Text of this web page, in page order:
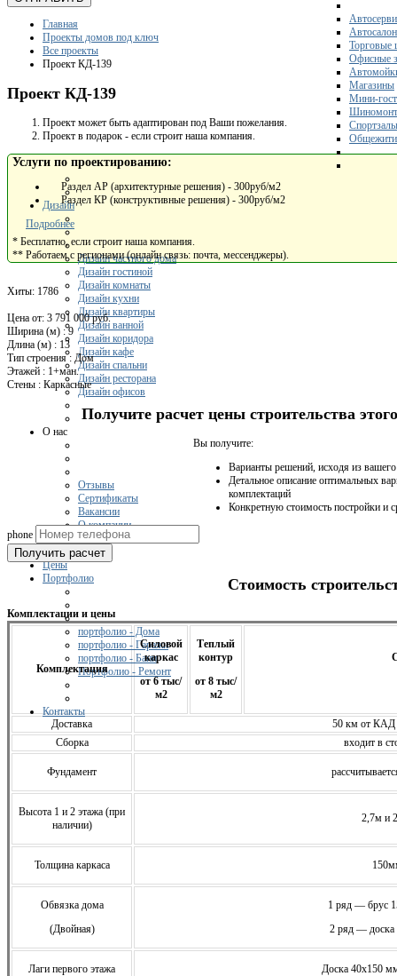
Торговые
Офисные
Магазины
Мини-
Спортзалы
Дизайн
Дизайн частного дома
Дизайн гостиной
Дизайн комнаты
Дизайн кухни
Дизайн квартиры
Дизайн ванной
Дизайн коридора
Дизайн кафе
Дизайн спальни
Дизайн ресторана
Дизайн офисов
О нас
Отзывы
Сертификаты
Вакансии
О компании
Цены
Портфолио
портфолио - Дома
портфолио - Гаражи
портфолио - Бани
Портфолио - Ремонт
Контакты
Главная
Проекты домов под ключ
Все проекты
Проект КД-139
Проект КД-139
Проект может быть адаптирован под Ваши пожелания.
Проект в подарок - если строит наша компания.
Услуги по проектированию:
Раздел АР (архитектурные решения) - 300руб/м2
Раздел КР (конструктивные решения) - 300руб/м2
Подробнее
* Бесплатно, если строит наша компания.
** Работаем с регионами (онлайн связь: почта, мессенджеры).
Хиты: 1786
Цена от: 3 791 000 руб.
Ширина (м) :9
Длина (м) : 13
Тип строения: Дом
Этажей : 1+ман.
Стены : Каркасные
Получите расчет цены строительства
Вы получите:
Варианты решений, исходя из
Детальное описание оптимальных
комплектаций
Конкретную стоимость постройки и
phone
Получить расчет
Стоимость
Комплектации и цены
Комплектация
Силовой
каркас
от 6 тыс/
м2
Теплый
контур
от 8 тыс/
м2
Доставка
50 км от КАД
Сборка
входит в
Фундамент
Высота 1 и 2 этажа (при
наличии)
2,7м и
Толщина каркаса
Обвязка дома
(Двойная)
1 ряд — брус
2 ряд —
Лаги первого этажа Доска 40х150